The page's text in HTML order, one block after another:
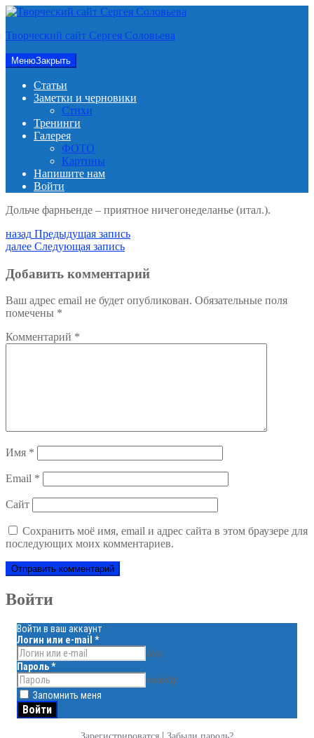
Перейти
содержимому
Творческий сайт Сергея Соловьева
МенюЗакрыть
Статьи
Заметки и черновики
Стихи
Тренинги
Галерея
ФОТО
Картины
Напишите нам
Войти
Дольче фарньенде – приятное ничегонеделанье (итал.).
Навигация
по
записям
назад Предыдущая
запись:
Предыдущая запись
далее Следующая
Следующая запись
Добавить комментарий
Ваш адрес email не будет опубликован. Обязательные поля
помечены *
Комментарий *
Имя *
Email *
Сайт
Сохранить моё имя, email и адрес сайта в этом браузере для
последующих моих комментариев.
Войти
Войти в ваш аккаунт
Логин или e-mail *
face
Пароль*
visibility
Запомнить меня